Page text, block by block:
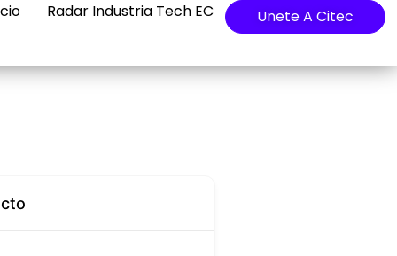
Radar Industria Tech EC Unete A Citec